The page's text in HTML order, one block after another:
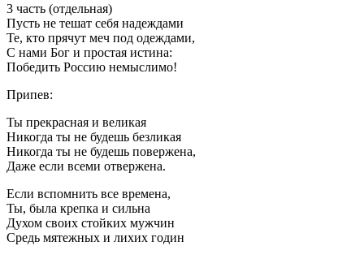
3 часть (отдельная)
Пусть не тешат себя надеждами
Те, кто прячут меч под одеждами,
С нами Бог и простая истина:
Победить Россию немыслимо!
Припев:
Ты прекрасная и великая
Никогда ты не будешь безликая
Никогда ты не будешь повержена,
Даже если всеми отвержена.
Если вспомнить все времена,
Ты, была крепка и сильна
Духом своих стойких мужчин
Средь мятежных и лихих годин